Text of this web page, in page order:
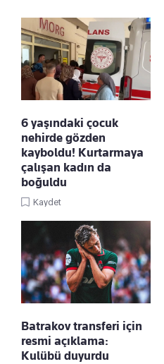
6 yaşındaki çocuk
nehirde gözden
kayboldu! Kurtarmaya
çalışan kadın da
boğuldu
Kaydet
Batrakov transferi için
resmi açıklama:
Kulübü duyurdu